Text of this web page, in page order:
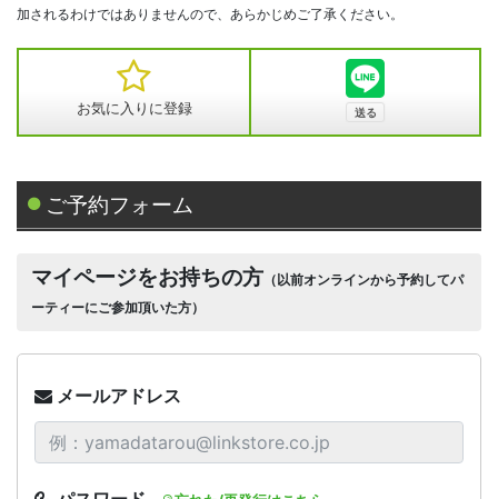
加されるわけではありませんので、あらかじめご了承ください。
お気に入りに登録
ご予約フォーム
マイページをお持ちの方 （以前オンラインから予約してパ
ーティーにご参加頂いた方）
メールアドレス